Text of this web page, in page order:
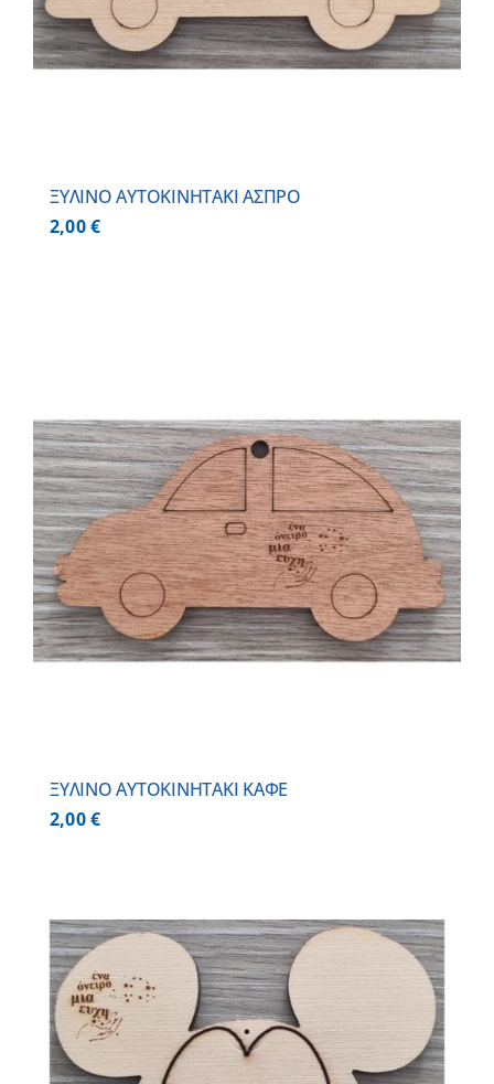
ΞΥΛΙΝΟ AYTOKINHTAKI ΑΣΠΡΟ
2,00€
ΞΥΛΙΝΟ AYTOKINHTAKI ΚΑΦΕ
2,00€